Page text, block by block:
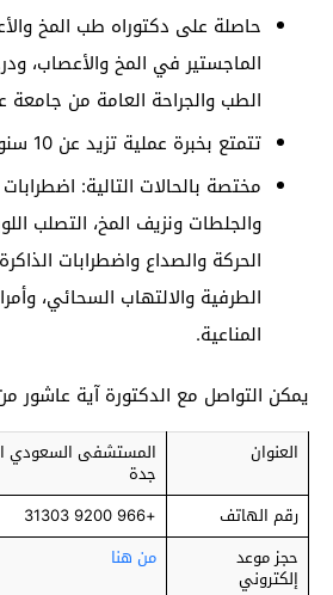
حاصلة على دكتوراه طب المخ
الماجستير في المخ والأعصاب،
الطب والجراحة العامة من
تتمتع بخبرة عملية تزيد عن 10 سنوات.
مختصة بالحالات التالية:
والجلطات ونزيف المخ، التصلب
الحركة والصداع واضطرابات
الطرفية والالتهاب السحائي،
المناعية.
يمكن التواصل مع الدكتورة آية عاشور
العنوان المستشفى السعودي
جدة
رقم الهاتف
+966 9200 31303
حجز موعد
إلكتروني
من هنا